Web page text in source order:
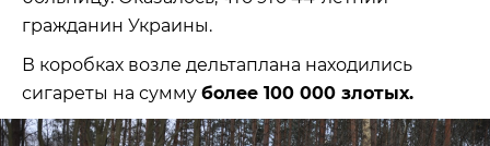
гражданин Украины.
В коробках возле дельтаплана находились
сигареты на сумму более 100 000 злотых.